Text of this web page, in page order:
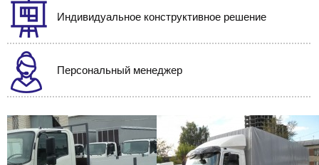
Индивидуальное конструктивное решение
Персональный менеджер